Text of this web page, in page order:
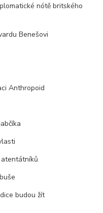
nótě britského
Benešovi
Anthropoid
budou žít